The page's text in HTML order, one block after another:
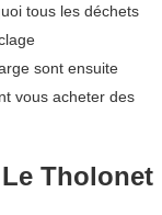
tous les déchets
sont ensuite
vous acheter des
Tholonet